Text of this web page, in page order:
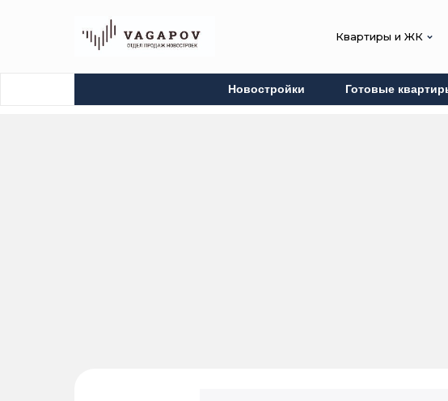
Квартиры и ЖК
Новостройки Готовые